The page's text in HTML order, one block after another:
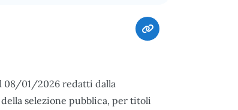
08/01/2026 redatti dalla
selezione pubblica, per titoli